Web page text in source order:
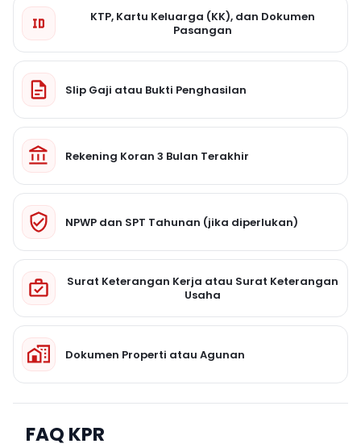
KTP, Kartu Keluarga (KK), dan Dokumen
Pasangan
Slip Gaji atau Bukti Penghasilan
Rekening Koran 3 Bulan Terakhir
NPWP dan SPT Tahunan (jika diperlukan)
Surat Keterangan Kerja atau Surat Keterangan
Usaha
Dokumen Properti atau Agunan
FAQ KPR